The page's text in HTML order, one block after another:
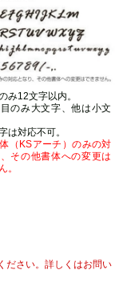
み12文字以内。
のみ大文字、他は小文
は対応不可。
（KSアーチ）のみの対
その他書体への変更は
。
さい。詳しくはお問い